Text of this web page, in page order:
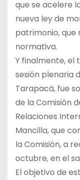
que se acelere
nueva ley de
patrimonio,
normativa.
Y finalmente, el
sesión plenaria
Tarapacá, fue
de la Comisión
Relaciones
Mancilla, que
la Comisión, a
octubre, en el
El objetivo de